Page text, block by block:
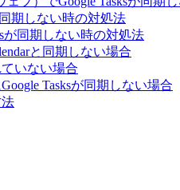
期しない時の対処法
が同期しない時の対処法
と同期しない場合
いない場合
Tasksが同期しない場合